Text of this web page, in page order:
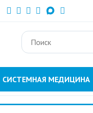
Перейти
основному
СИСТЕМНАЯ МЕДИЦИНА